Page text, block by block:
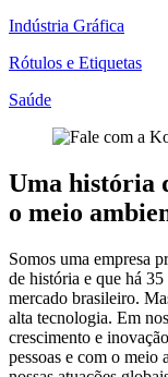
Indústria Gráfica
Rótulos e Etiquetas
Saúde
Uma história
o meio
Somos uma empresa
de história e que há
mercado brasileiro.
alta tecnologia. Em
crescimento e
pessoas e com o meio